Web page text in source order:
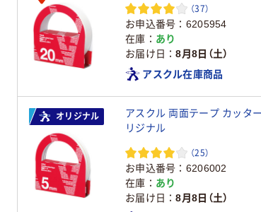
（37）
お申込番号
6205954
在庫
あり
お届け日
8月8日（土）
アスクル在庫商品
オリジナル
アスクル 両面テープ カッタ
リジナル
（25）
お申込番号
6206002
在庫
あり
お届け日
8月8日（土）